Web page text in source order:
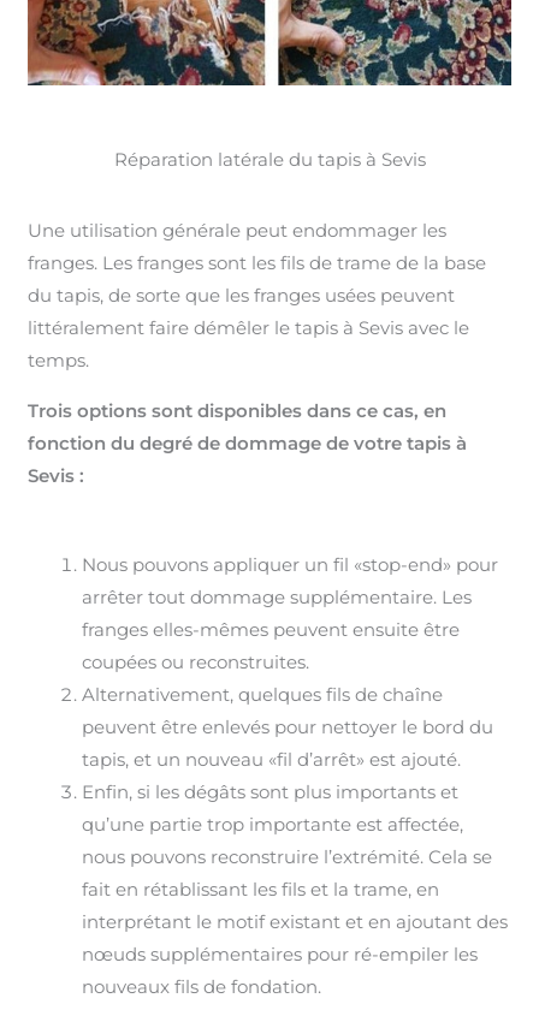
Réparation latérale du tapis à Sevis
Une utilisation générale peut endommager les
franges. Les franges sont les fils de trame de la base
du tapis, de sorte que les franges usées peuvent
littéralement faire démêler le tapis à Sevis avec le
temps.
Trois options sont disponibles dans ce cas, en
fonction du degré de dommage de votre tapis à
Sevis :
Nous pouvons appliquer un fil «stop-end» pour
arrêter tout dommage supplémentaire. Les
franges elles-mêmes peuvent ensuite être
coupées ou reconstruites.
Alternativement, quelques fils de chaîne
peuvent être enlevés pour nettoyer le bord du
tapis, et un nouveau «fil d’arrêt» est ajouté.
Enfin, si les dégâts sont plus importants et
qu’une partie trop importante est affectée,
nous pouvons reconstruire l’extrémité. Cela se
fait en rétablissant les fils et la trame, en
interprétant le motif existant et en ajoutant des
nœuds supplémentaires pour ré-empiler les
nouveaux fils de fondation.